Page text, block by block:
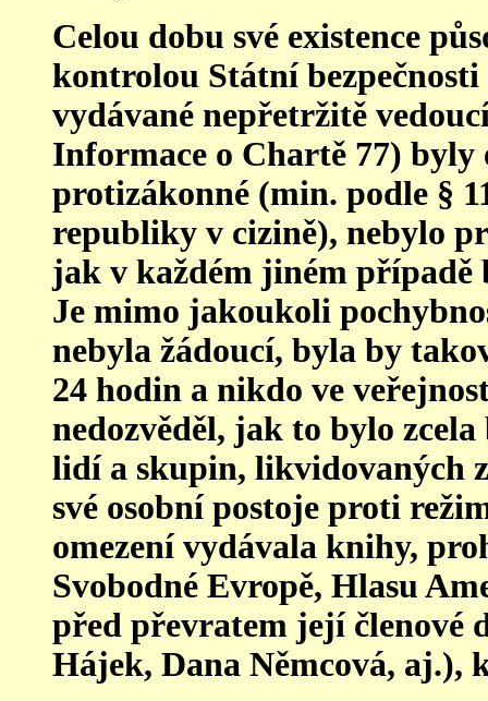
Celou dobu své existence
kontrolou Státní
vydávané nepřetržitě
Informace o Chartě 77) byly
protizákonné (min. podle §
republiky v cizině), nebylo
jak v každém jiném
Je mimo jakoukoli
nebyla žádoucí, byla by
24 hodin a nikdo ve
nedozvěděl, jak to bylo
lidí a skupin, likvidovaných
své osobnípostoje proti
omezení vydávala knihy,
Svobodné Evropě, Hlasu
před převratem její členové
Hájek, Dana Němcová, aj.),